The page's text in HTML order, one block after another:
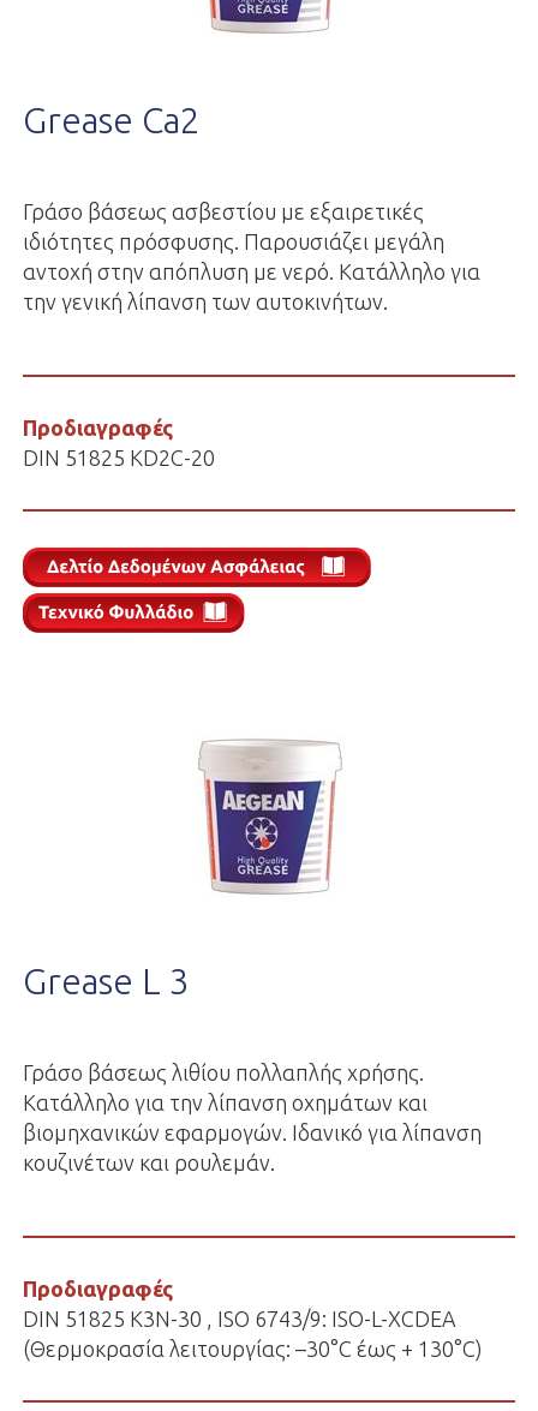
Grease Ca2
Γράσο βάσεως ασβεστίου με εξαιρετικές
ιδιότητες πρόσφυσης. Παρουσιάζει μεγάλη
αντοχή στην απόπλυση με νερό. Κατάλληλο για
την γενική λίπανση των αυτοκινήτων.
Προδιαγραφές
DIN 51825 KD2C-20
Grease L 3
Γράσο βάσεως λιθίου πολλαπλής χρήσης.
Κατάλληλο για την λίπανση οχημάτων και
βιομηχανικών εφαρμογών. Ιδανικό για λίπανση
κουζινέτων και ρουλεμάν.
Προδιαγραφές
DIN 51825 K3N-30 , ISO 6743/9: ISO-L-XCDEA
(Θερμοκρασία λειτουργίας: –30°C έως + 130°C)